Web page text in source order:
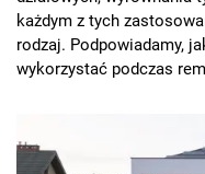
każdym z tych
rodzaj. Podpowiadamy,
wykorzystać podczas